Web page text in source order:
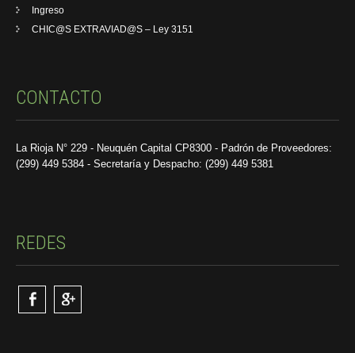
Ingreso
CHIC@S EXTRAVIAD@S – Ley 3151
CONTACTO
La Rioja N° 229 - Neuquén Capital CP8300 - Padrón de Proveedores:
(299) 449 5384 - Secretaría y Despacho: (299) 449 5381
REDES